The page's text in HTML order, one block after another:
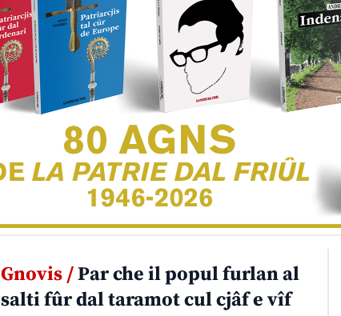
Gnovis /Par che il popul furlan al
salti fûr dal taramot cul cjâf e vîf